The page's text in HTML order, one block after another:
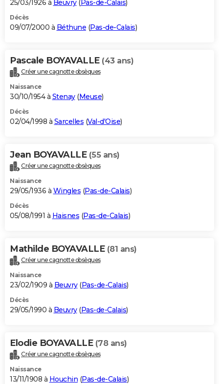
25/03/1926 à Beuvry( Pas-de-Calais)
Décès
09/07/2000 à Béthune (Pas-de-Calais)
Pascale BOYAVALLE (43 ans)
Créer une cagnotte obsèques
Naissance
30/10/1954 à Stenay(Meuse)
Décès
02/04/1998 à Sarcelles (Val-d'Oise)
Jean BOYAVALLE (55 ans)
Créer une cagnotte obsèques
Naissance
29/05/1936 à Wingles (Pas-de-Calais)
Décès
05/08/1991 à Haisnes (Pas-de-Calais)
Mathilde BOYAVALLE (81 ans)
Créer une cagnotte obsèques
Naissance
23/02/1909 à Beuvry(Pas-de-Calais)
Décès
29/05/1990 à Beuvry(Pas-de-Calais)
Elodie BOYAVALLE (78 ans)
Créer une cagnotte obsèques
Naissance
13/11/1908 à Houchin (Pas-de-Calais)